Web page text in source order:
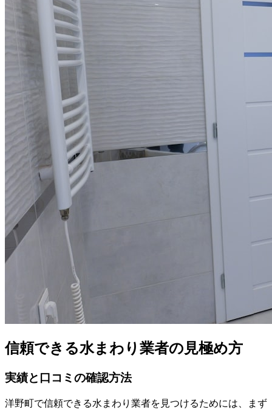
信頼できる水まわり業者の見極め方
実績と口コミの確認方法
洋野町で信頼できる水まわり業者を見つけるためには、まず